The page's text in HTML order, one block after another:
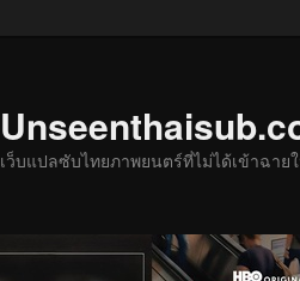
เว็บแปลซับไทยภาพยนตร์ที่ไม่ได้เข้าฉาย